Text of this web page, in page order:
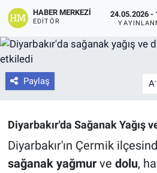
HABER MERKEZI
EDITÖR
24.05.2026 -
Paylaş A-
Diyarbakır'da Sağanak Yağış
Diyarbakır'ın Çermik
sağanak yağmurve dolu,